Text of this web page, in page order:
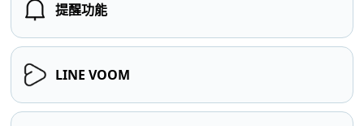
提醒功能
LINE VOOM